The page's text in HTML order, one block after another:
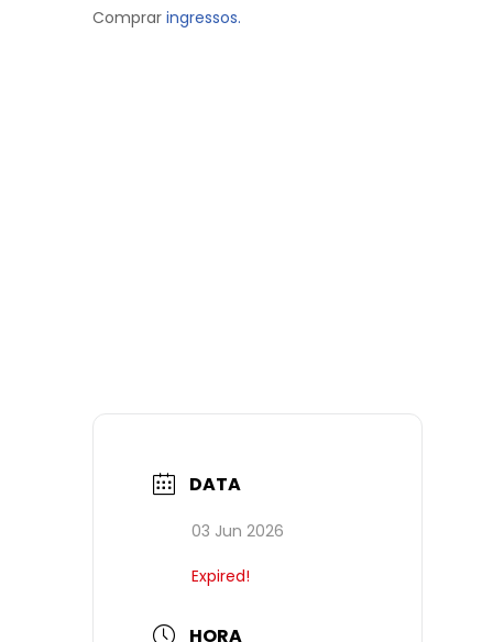
Comprar ingressos.
DATA
03 Jun 2026
Expired!
HORA